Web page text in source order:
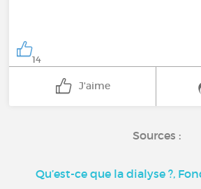
14
J'aime
Sources :
Qu’est-ce que la dialyse ?,